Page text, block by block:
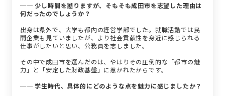
── 少し時間を遡りますが、そもそも成田市を志望した理由は
何だったのでしょうか？
出身は県外で、大学も都内の経営学部でした。就職活動では民
間企業も見ていましたが、より社会貢献性を身近に感じられる
仕事がしたいと思い、公務員を志しました。
その中で成田市を選んだのは、やはりその圧倒的な「都市の魅
力」と「安定した財政基盤」に惹かれたからです。
── 学生時代、具体的にどのような点を魅力に感じましたか？